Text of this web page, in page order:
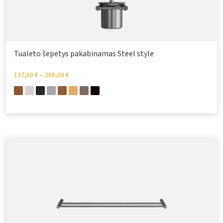
Tualeto šepetys pakabinamas Steel style
137,00 €– 266,00 €